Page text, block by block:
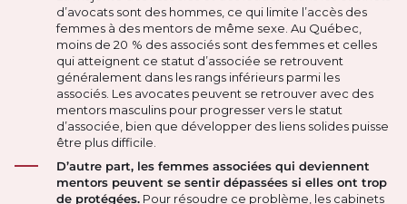
d’avocats sont des hommes, ce qui limite l’accès des
femmes à des mentors de même sexe. Au Québec,
moins de 20 % des associés sont des femmes et celles
qui atteignent ce statut d’associée se retrouvent
généralement dans les rangs inférieurs parmi les
associés. Les avocates peuvent se retrouver avec des
mentors masculins pour progresser vers le statut
d’associée, bien que développer des liens solides puisse
être plus difficile.
D’autre part, les femmes associées qui deviennent
mentors peuvent se sentir dépassées si elles ont trop
de protégées.Pour résoudre ce problème, les cabinets